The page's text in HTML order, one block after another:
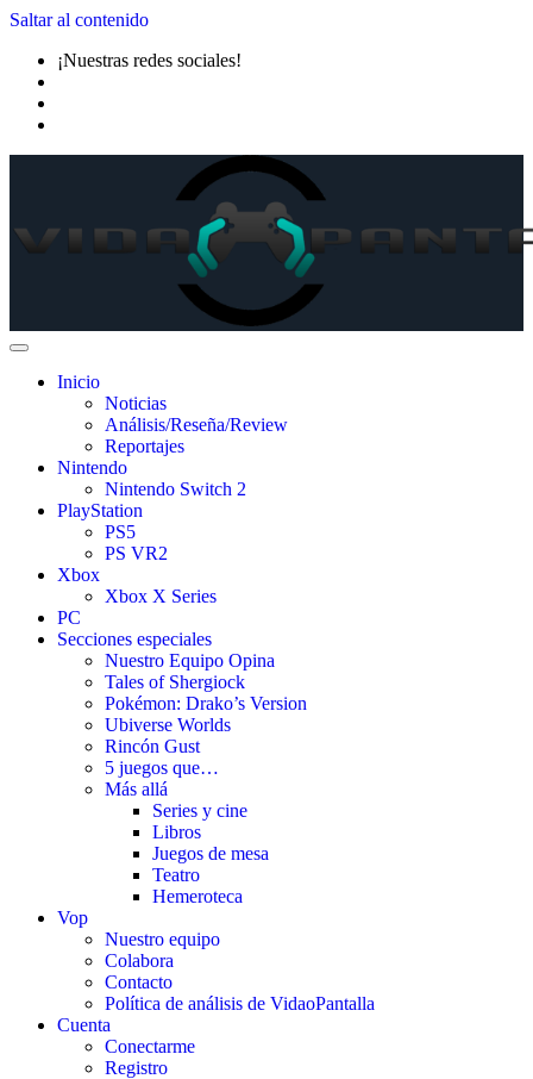
Saltar al contenido
¡Nuestras redes sociales!
Inicio
Noticias
Análisis/Reseña/Review
Reportajes
Nintendo
Nintendo Switch 2
PlayStation
PS5
PS VR2
Xbox
Xbox X Series
PC
Secciones especiales
Nuestro Equipo Opina
Tales of Shergiock
Pokémon: Drako’s Version
Ubiverse Worlds
Rincón Gust
5 juegos que…
Más allá
Series y cine
Libros
Juegos de mesa
Teatro
Hemeroteca
Vop
Nuestro equipo
Colabora
Contacto
Política de análisis de VidaoPantalla
Cuenta
Conectarme
Registro